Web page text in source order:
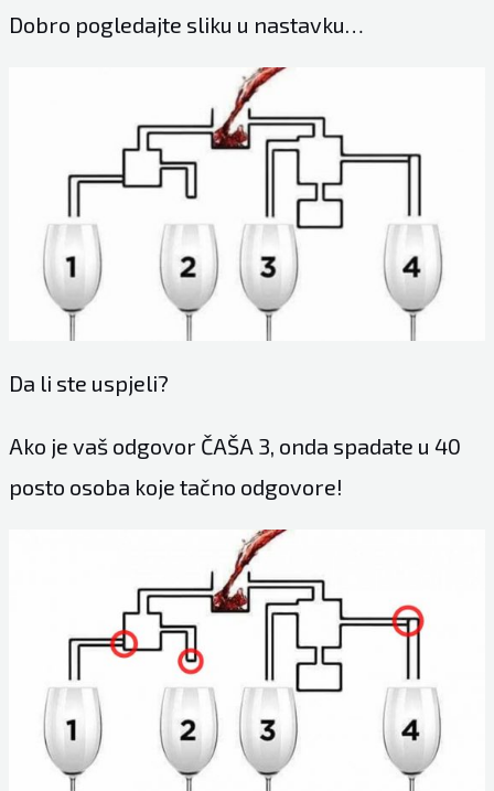
Dobro pogledajte sliku u nastavku…
Da li ste uspjeli?
Ako je vaš odgovor ČAŠA 3, onda spadate u 40
posto osoba koje tačno odgovore!